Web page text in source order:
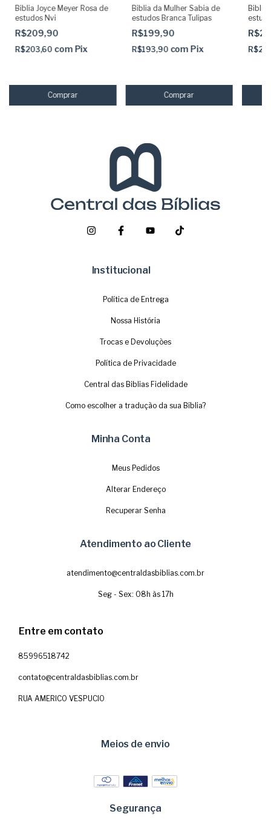
Biblia Joyce Meyer Rosa de
estudos Nvi
R$209,90
R$203,60 com Pix
Biblia da Mulher Sabia de
estudos Branca Tulipas
R$199,90
R$193,90 com Pix
Biblia
Institucional
Política de Entrega
Nossa História
Trocas e Devoluções
Política de Privacidade
Central das Biblias Fidelidade
Como escolher a tradução da sua Bíblia?
Minha Conta
Meus Pedidos
Alterar Endereço
Recuperar Senha
Atendimento ao Cliente
atendimento@centraldasbiblias.com.br
Seg - Sex: 08h às 17h
Entre em contato
85996518742
contato@centraldasbiblias.com.br
RUA AMERICO VESPUCIO
Meios de envio
Segurança